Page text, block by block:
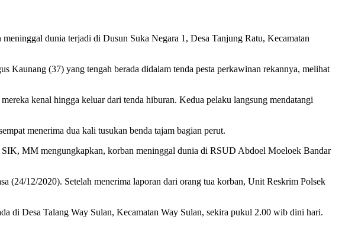
dunia terjadi di Dusun Suka Negara 1, Desa Tanjung Ratu, Kecamatan
Kaunang (37) yang tengah berada didalam tenda pesta perkawinan rekannya, melihat
kenal hingga keluar dari tenda hiburan. Kedua pelaku langsung mendatangi
menerima dua kali tusukan benda tajam bagian perut.
MM mengungkapkan, korban meninggal dunia di RSUD Abdoel Moeloek Bandar
(24/12/2020). Setelah menerima laporan dari orang tua korban, Unit Reskrim Polsek
di Desa Talang Way Sulan, Kecamatan Way Sulan, sekira pukul 2.00 wib dini hari.